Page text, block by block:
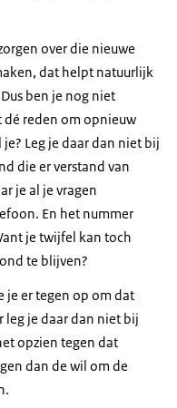
over die nieuwe
dat helpt natuurlijk
ben je nog niet
dé reden om opnieuw
Leg je daar dan niet bij
die er verstand van
je al je vragen
En het nummer
je twijfel kan toch
te blijven?
je er tegen op om dat
leg je daar dan niet bij
opzien tegen dat
dan de wil om de